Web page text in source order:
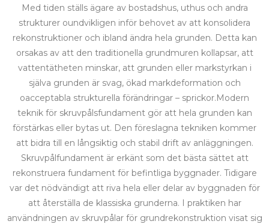
Med tiden ställs ägare av bostadshus, uthus och andra
strukturer oundvikligen inför behovet av att konsolidera
rekonstruktioner och ibland ändra hela grunden. Detta kan
orsakas av att den traditionella grundmuren kollapsar, att
vattentätheten minskar, att grunden eller markstyrkan i
själva grunden är svag, ökad markdeformation och
oacceptabla strukturella förändringar – sprickor.Modern
teknik för skruvpålsfundament gör att hela grunden kan
förstärkas eller bytas ut. Den föreslagna tekniken kommer
att bidra till en långsiktig och stabil drift av anläggningen.
Skruvpålfundament är erkänt som det bästa sättet att
rekonstruera fundament för befintliga byggnader. Tidigare
var det nödvändigt att riva hela eller delar av byggnaden för
att återställa de klassiska grunderna. I praktiken har
användningen av skruvpålar för grundrekonstruktion visat sig